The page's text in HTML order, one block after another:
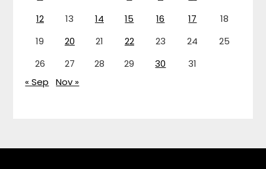
12
13 14 15 16 17
18
19
20 21 22 23 24
25
26
27 28 29 30
31
« Sep
Nov »